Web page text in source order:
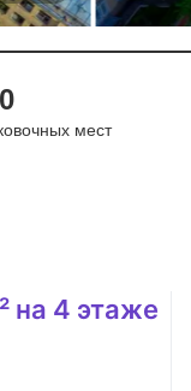
мест
на 4 этаже